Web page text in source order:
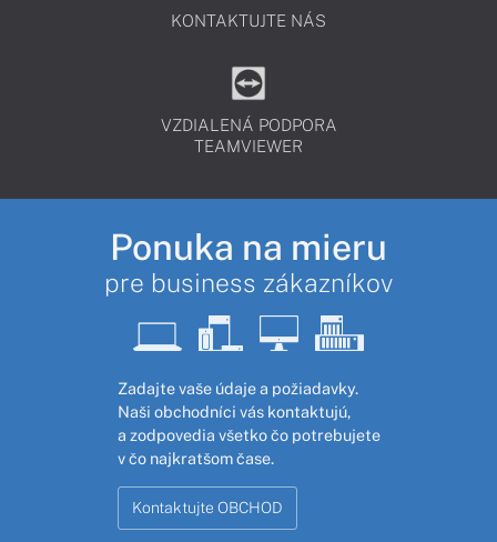
KONTAKTUJTE NÁS
VZDIALENÁ PODPORA
TEAMVIEWER
Ponuka na mieru
pre business zákazníkov
Zadajte vaše údaje a požiadavky.
Naši obchodníci vás kontaktujú,
a zodpovedia všetko čo potrebujete
v čo najkratšom čase.
Kontaktujte OBCHOD